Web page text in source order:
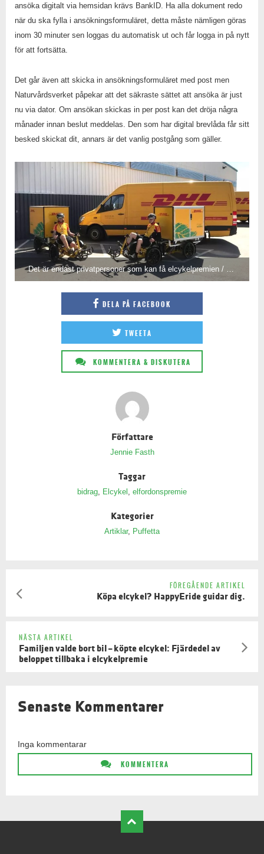
ansöka digitalt via hemsidan krävs BankID. Ha alla dokument redo
när du ska fylla i ansökningsformuläret, detta måste nämligen göras
inom 30 minuter sen loggas du automatisk ut och får logga in på nytt
för att fortsätta.
Det går även att skicka in ansökningsformuläret med post men
Naturvårdsverket påpekar att det säkraste sättet att ansöka är just
nu via dator. Om ansökan skickas in per post kan det dröja några
månader innan beslut meddelas. Den som har digital brevlåda får sitt
besked skickat dit, annars är det vanlig postgång som gäller.
Det är endast privatpersoner som kan få elcykelpremien / elfordonsbidraget, företag som använder elcyklar i sin verksamhet har i dagsläget ingen möjlighet att nyttja premien.
DELA PÅ FACEBOOK
TWEETA
KOMMENTERA & DISKUTERA
Författare
Jennie Fasth
Taggar
bidrag, Elcykel , elfordonspremie
Kategorier
Artiklar, Puffetta
FÖREGÅENDE ARTIKEL
Köpa elcykel? HappyEride guidar dig.
NÄSTA ARTIKEL
Familjen valde bort bil – köpte elcykel: Fjärdedel av
beloppet tillbaka i elcykelpremie
Senaste Kommentarer
Inga kommentarar
KOMMENTERA